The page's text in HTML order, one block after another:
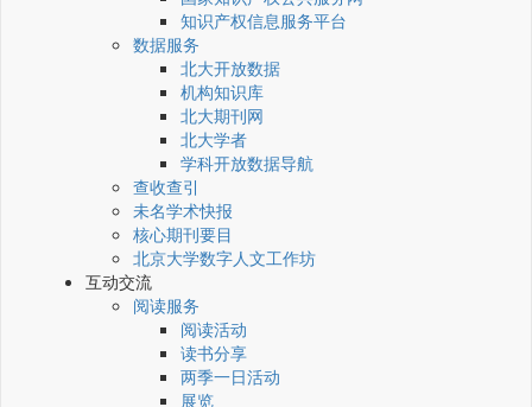
知识产权信息服务平台
数据服务
北大开放数据
机构知识库
北大期刊网
北大学者
学科开放数据导航
查收查引
未名学术快报
核心期刊要目
北京大学数字人文工作坊
互动交流
阅读服务
阅读活动
读书分享
两季一日活动
展览